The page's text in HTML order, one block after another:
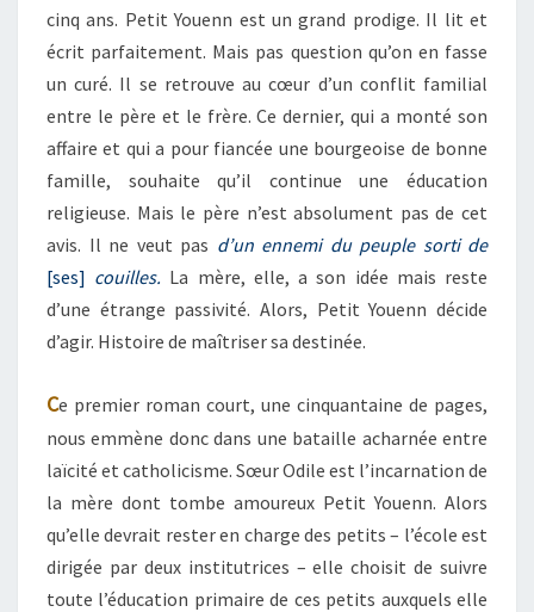
cinq ans. Petit Youenn est un grand prodige. Il lit et
écrit parfaitement. Mais pas question qu’on en fasse
un curé. Il se retrouve au cœur d’un conflit familial
entre le père et le frère. Ce dernier, qui a monté son
affaire et qui a pour fiancée une bourgeoise de bonne
famille, souhaite qu’il continue une éducation
religieuse. Mais le père n’est absolument pas de cet
avis. Il ne veut pas d’un ennemi du peuple sorti de
[ses] couilles. La mère, elle, a son idée mais reste
d’une étrange passivité. Alors, Petit Youenn décide
d’agir. Histoire de maîtriser sa destinée.
Ce premier roman court, une cinquantaine de pages,
nous emmène donc dans une bataille acharnée entre
laïcité et catholicisme. Sœur Odile est l’incarnation de
la mère dont tombe amoureux Petit Youenn. Alors
qu’elle devrait rester en charge des petits – l’école est
dirigée par deux institutrices – elle choisit de suivre
toute l’éducation primaire de ces petits auxquels elle